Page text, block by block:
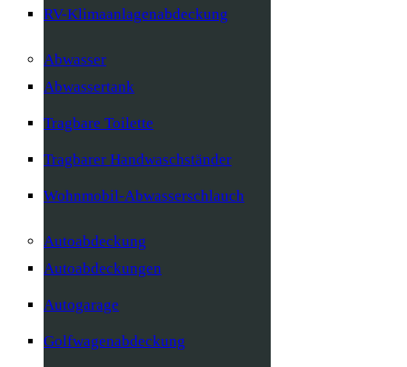
RV-Klimaanlagenabdeckung
Abwasser
Abwassertank
Tragbare Toilette
Tragbarer Handwaschständer
Wohnmobil-Abwasserschlauch
Autoabdeckung
Autoabdeckungen
Autogarage
Golfwagenabdeckung